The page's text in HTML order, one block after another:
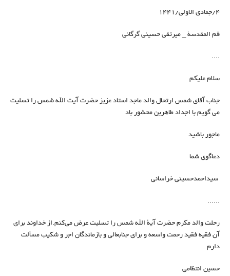
۴/جمادی الاولی/۱۴۴۱
قم المقدسة _ ميرتقي حسيني گرگاني
....
سلام علیکم
جناب آقای شمس ارتحال والد ماجد استاد عزیز حضرت آیت الله شمس را تسلیت
می گویم با اجداد طاهرین محشور باد
ماجور باشید
دعاگوی شما
سیداحمدحسینی خراسانی
......
رحلت والد مکرم حضرت آية الله شمس را تسليت عرض می‌کنم.از خداوند برای
آن فقیه فقید رحمت واسعه و برای جنابعالی و بازماندگان اجر و شكيب مسألت
دارم
حسین انتظامی